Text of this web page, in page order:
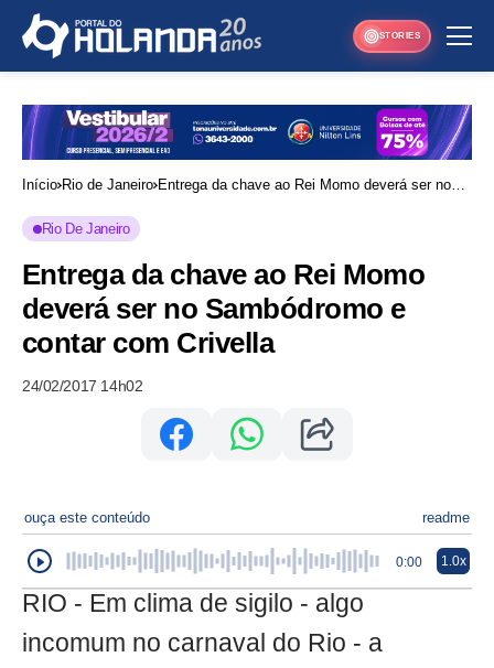
STORIES
Início Rio de Janeiro Entrega da chave ao Rei Momo deverá ser no
Rio De Janeiro
Entrega da chave ao Rei Momo
deverá ser no Sambódromo e
contar com Crivella
24/02/2017 14h02
ouça este conteúdo readme
0:00 1.0x
RIO - Em clima de sigilo - algo
incomum no carnaval do Rio - a